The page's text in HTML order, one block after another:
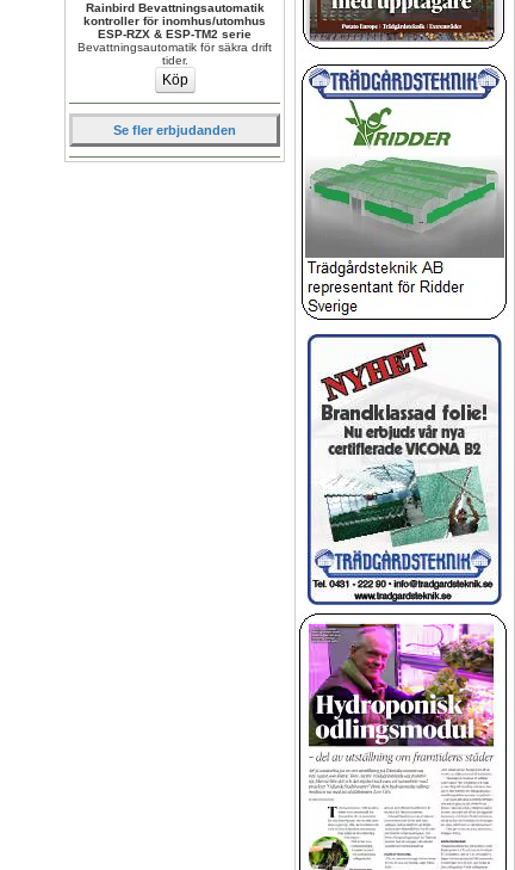
Rainbird Bevattningsautomatik
kontroller för inomhus/utomhus
ESP-RZX & ESP-TM2 serie
Bevattningsautomatik för säkra drift
tider.
Se fler erbjudanden